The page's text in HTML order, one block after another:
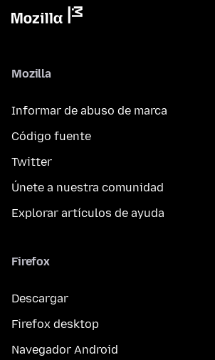
Mozilla
Informar de abuso de marca
Código fuente
Twitter
Únete a nuestra comunidad
Explorar artículos de ayuda
Firefox
Descargar
Firefox desktop
Navegador Android